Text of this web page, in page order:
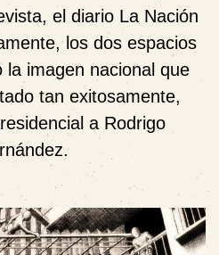
el diario La Nación
los dos espacios
la imagen nacional que
tan exitosamente,
a Rodrigo